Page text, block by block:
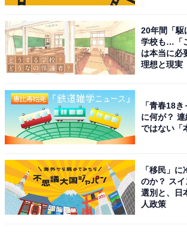
イルを生かして、世界的ブランド「
「BVLGARI」のアンバサダーも務めて
4月29日公開の主演映画『SAKAMOTO
8kgの特殊メイクを施し、推定体重140kg
演。スラリと長い手足を駆使した激しい
ンも見どころです。
回答コメントでは「178センチ位だと思
（30代女性／広島県）、「スタイルがい
たが高身長とは知らなかったから」（
県）、「思っていたよりも全然高かっ
東京都）などの声が集まりました。
20年間「駆
学校も…「
は本当に必
理想と現実
「青春18
に何が？
ではない「
「移民」
のか？ ス
選別と、日
人政策